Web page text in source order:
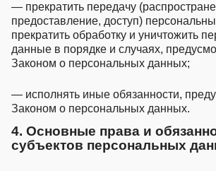
— прекратить передачу
предоставление, доступ)
прекратить обработку и уничтожить
данные в порядке и случаях,
Законом о персональных данных;
— исполнять иные обязанности,
Законом о персональных данных.
4. Основные права и
субъектов персональных